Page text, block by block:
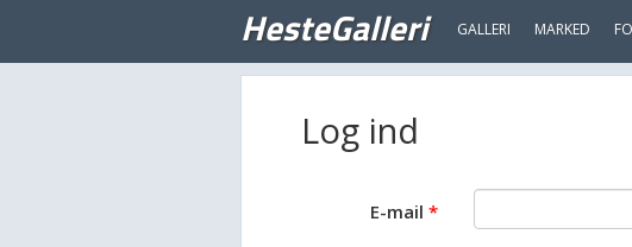
HesteGalleri GALLERI MARKED
Log ind
E-mail